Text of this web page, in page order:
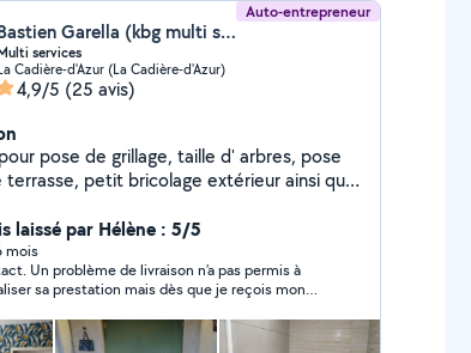
Auto-entrepreneur
Bastien Garella (kbg multi services)
services
Cadière-d'Azur (La Cadière-d'Azur)
4,9/5 (25 avis)
pose de grillage, taille d' arbres, pose
terrasse, petit bricolage extérieur ainsi que
de meuble, pose de rembarde,
de carrelage, petit travaux électrique,
ext et déménagement
laissé par Hélène : 5/5
mois
Un problème de livraison n'a pas permis à
sa prestation mais dès que je reçois mon